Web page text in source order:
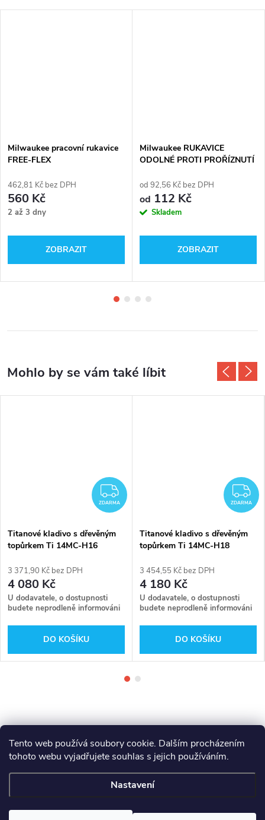
Tento web používá soubory cookie. Dalším procházením
tohoto webu vyjadřujete souhlas s jejich používáním.
Nastavení
Milwaukee pracovní rukavice
FREE-FLEX
462,81 Kč bez DPH
560 Kč
2 až 3 dny
ZOBRAZIT
Milwaukee RUKAVICE
ODOLNÉ PROTI PROŘÍZNUTÍ
od 92,56 Kč bez DPH
od 112 Kč
Skladem
ZOBRAZIT
ZDARMA
ZDARMA
Titanové kladivo s dřevěným
topůrkem Ti 14MC-H16
3 371,90 Kč bez DPH
4 080 Kč
U dodavatele, o dostupnosti
budete neprodleně informováni
DO KOŠÍKU
ZDARMA
Titanové kladivo s dřevěným
topůrkem Ti 14MC-H18
3 454,55 Kč bez DPH
4 180 Kč
U dodavatele, o dostupnosti
budete neprodleně informováni
DO KOŠÍKU
Z
á
GAMA - NÁŘADÍ. Všechna práva vyhrazena.